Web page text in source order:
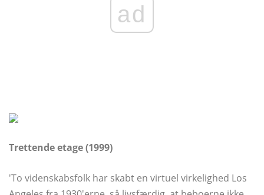
ad
Trettende etage (1999)
'To videnskabsfolk har skabt en virtuel virkelighed Los